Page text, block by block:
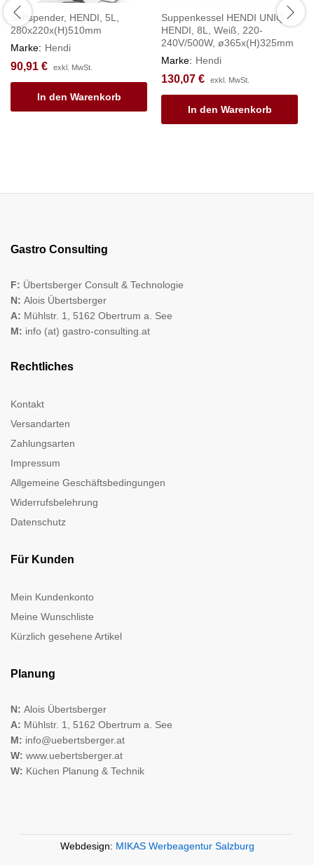
Saftspender, HENDI, 5L,
280x220x(H)510mm
Marke: Hendi
90,91 € exkl. MwSt.
In den Warenkorb
Suppenkessel HENDI UNIQ,
HENDI, 8L, Weiß, 220-
240V/500W, ø365x(H)325mm
Marke: Hendi
130,07 € exkl. MwSt.
In den Warenkorb
Gastro Consulting
F: Übertsberger Consult & Technologie
N: Alois Übertsberger
A: Mühlstr. 1, 5162 Obertrum a. See
M: info (at) gastro-consulting.at
Rechtliches
Kontakt
Versandarten
Zahlungsarten
Impressum
Allgemeine Geschäftsbedingungen
Widerrufsbelehrung
Datenschutz
Für Kunden
Mein Kundenkonto
Meine Wunschliste
Kürzlich gesehene Artikel
Planung
N: Alois Übertsberger
A: Mühlstr. 1, 5162 Obertrum a. See
M: info@uebertsberger.at
W: www.uebertsberger.at
W: Küchen Planung & Technik
Webdesign: MIKAS Werbeagentur Salzburg